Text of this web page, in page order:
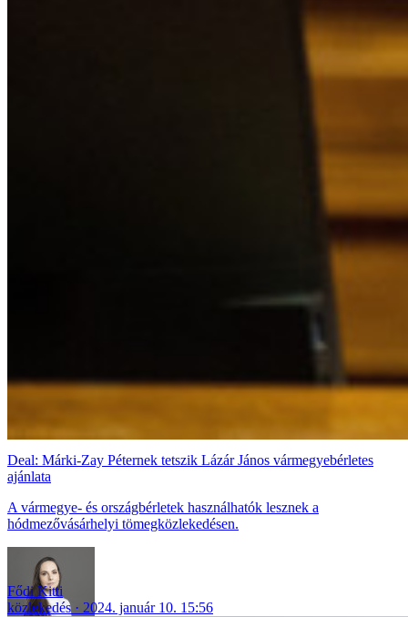
Deal: Márki-Zay Péternek tetszik Lázár János vármegyebérletes
ajánlata
A vármegye- és országbérletek használhatók lesznek a
hódmezővásárhelyi tömegközlekedésen.
Fődi Kitti
közlekedés
2024. január 10. 15:56